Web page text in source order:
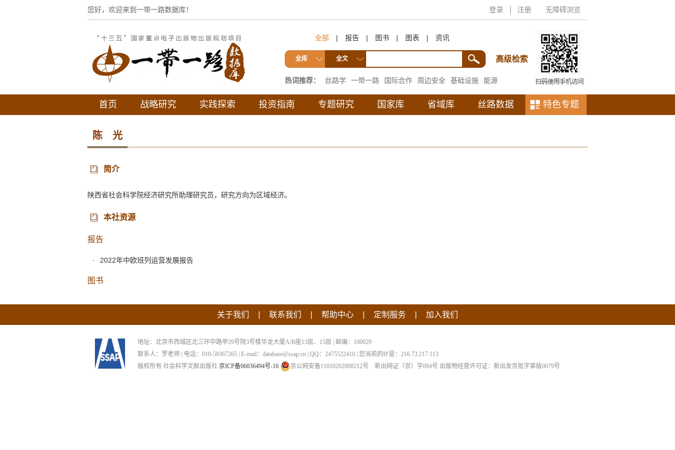
登录 注册 无障碍浏览
您好，欢迎来到一带一路数据库！
全部 | 报告 | 图书 | 图表 | 资讯
全库 全文 高级检索
热词推荐： 丝路学 一带一路 国际合作 周边安全 基础设施
能源
互联互通
首页 战略研究 实践探索 投资指南 专题研究 国家库 省域库 丝路数据 特色专题
陈 光
简介
陕西省社会科学院经济研究所助理研究员，研究方向为区域经济。
本社资源
报告
2022年中欧班列运营发展报告
图书
关于我们 联系我们 帮助中心 定制服务 加入我们
地址：北京市西城区北三环中路甲29号院3号楼华龙大厦A/B座13层、15层 | 邮编：100029
联系人：罗老师 | 电话：010-59367265 | E-mail：database@ssap.cn | QQ：2475522410 | 您当前的IP是： 216.73.217.113
版权所有 社会科学文献出版社 京ICP备06036494号-16 京公网安备11010202008212号 新出网证（京）字094号 出版物经营许可证：新出发京批字第版0079号